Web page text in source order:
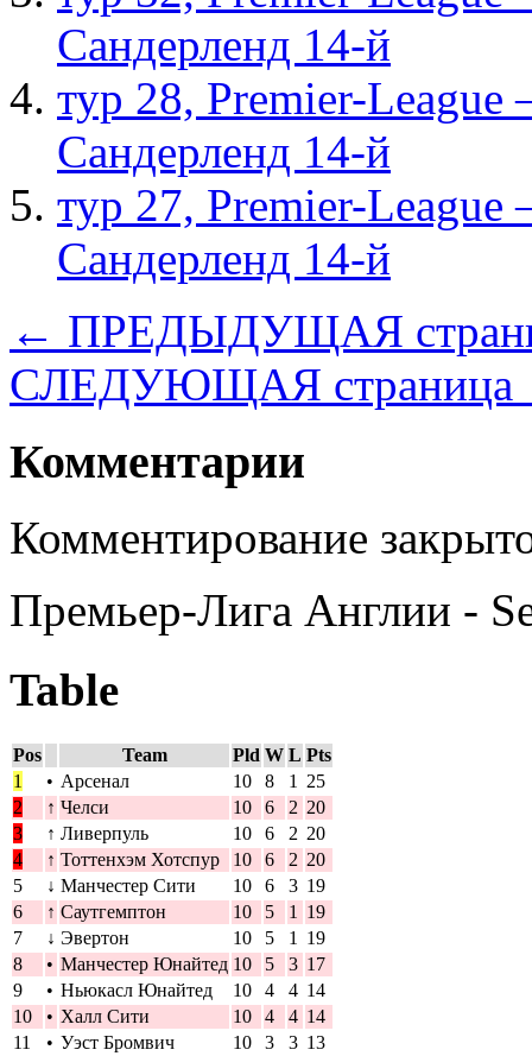
Сандерленд 14-й
тур 28, Рremier-
Сандерленд 14-й
тур 27, Рremier-
Сандерленд 14-й
← ПРЕДЫДУЩАЯ
СЛЕДУЮЩАЯ
Комментарии
Комментирование
Премьер-Лига Англии -
Table
Pos Team Pld W L Pts
1
• Арсенал 10 8 1
25
2
↑ Челси 10 6 2 20
3
↑ Ливерпуль 10 6 2 20
4
↑ Тоттенхэм Хотспур 10 6 2 20
5
↓ Манчестер Сити 10 6 3 19
6
↑ Саутгемптон 10 5 1
19
7
↓ Эвертон 10 5 1
19
8
• Манчестер Юнайтед 10 5 3 17
9
• Ньюкасл Юнайтед 10 4 4 14
10
• Халл Сити 10 4 4 14
11
• Уэст Бромвич 10 3 3 13